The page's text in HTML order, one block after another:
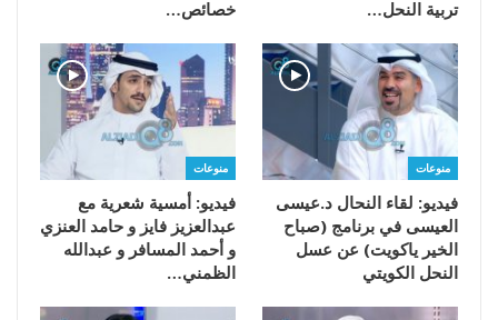
تربية النحل…
خصائص…
منوعات
فيديو: لقاء النحال د.عيسى
العيسى في برنامج (صباح
الخير ياكويت) عن عسل
النحل الكويتي
منوعات
فيديو: أمسية شعرية مع
عبدالعزيز فايز و حامد العنزي
و أحمد المسافر و عبدالله
الظمني…